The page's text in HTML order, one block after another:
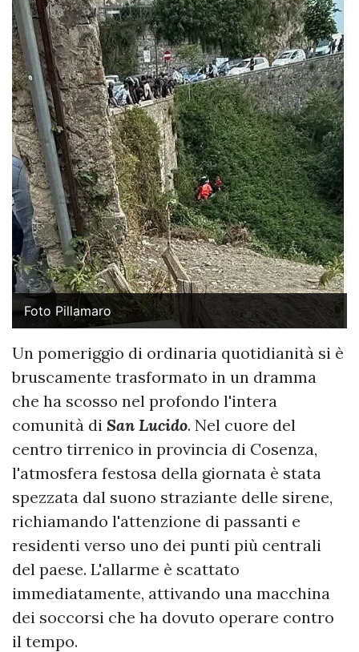
Foto Pillamaro
Un pomeriggio di ordinaria quotidianità si è
bruscamente trasformato in un dramma
che ha scosso nel profondo l'intera
comunità di San Lucido. Nel cuore del
centro tirrenico in provincia di Cosenza,
l'atmosfera festosa della giornata è stata
spezzata dal suono straziante delle sirene,
richiamando l'attenzione di passanti e
residenti verso uno dei punti più centrali
del paese. L'allarme è scattato
immediatamente, attivando una macchina
dei soccorsi che ha dovuto operare contro
il tempo.